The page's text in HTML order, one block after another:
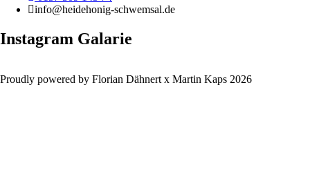
info@heidehonig-schwemsal.de
Instagram Galarie
Proudly powered by Florian Dähnert x Martin Kaps 2026